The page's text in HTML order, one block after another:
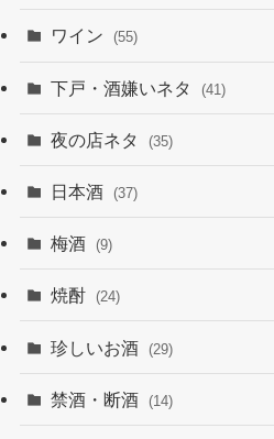
ワイン (55)
下戸・酒嫌いネタ (41)
夜の店ネタ (35)
日本酒 (37)
梅酒 (9)
焼酎 (24)
珍しいお酒 (29)
禁酒・断酒 (14)